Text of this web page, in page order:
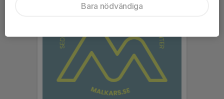
Bara nödvändiga